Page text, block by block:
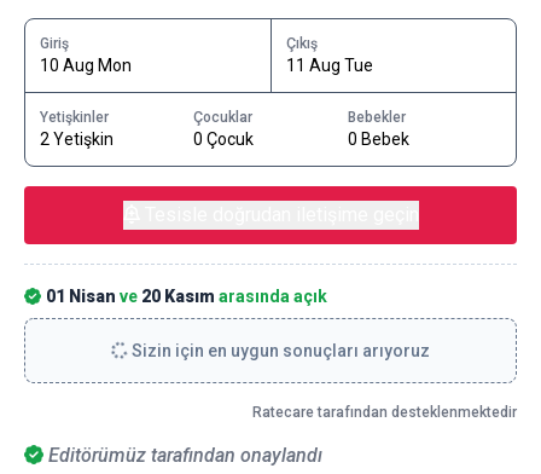
Editörümüz tarafından onaylandı
Giriş
10 Aug Mon
Çıkış
11 Aug Tue
Yetişkinler
2 Yetişkin
Çocuklar
0 Çocuk
Bebekler
0 Bebek
01 Nisan ve 20 Kasım arasında açık
Sizin için en uygun sonuçları arıyoruz
Ratecare tarafından desteklenmektedir